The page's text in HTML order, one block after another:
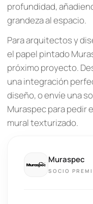
profundidad,
grandeza al espacio.
Para arquitectos y
el papel pintado
próximo proyecto.
una integración
diseño, o envíe una
Muraspec para
mural texturizado.
Muraspec
SOCIO